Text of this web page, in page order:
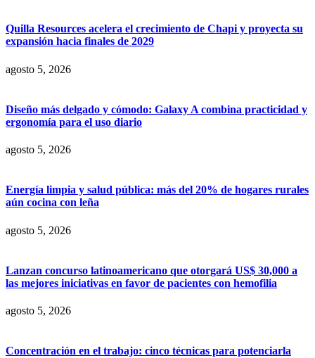
Quilla Resources acelera el crecimiento de Chapi y proyecta su
expansión hacia finales de 2029
agosto 5, 2026
Diseño más delgado y cómodo: Galaxy A combina practicidad y
ergonomía para el uso diario
agosto 5, 2026
Energía limpia y salud pública: más del 20% de hogares rurales
aún cocina con leña
agosto 5, 2026
Lanzan concurso latinoamericano que otorgará US$ 30,000 a
las mejores iniciativas en favor de pacientes con hemofilia
agosto 5, 2026
Concentración en el trabajo: cinco técnicas para potenciarla